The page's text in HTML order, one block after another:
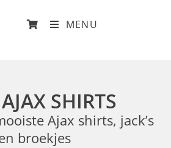
MENU
SHIRTS
Ajax shirts, jack’s
broekjes